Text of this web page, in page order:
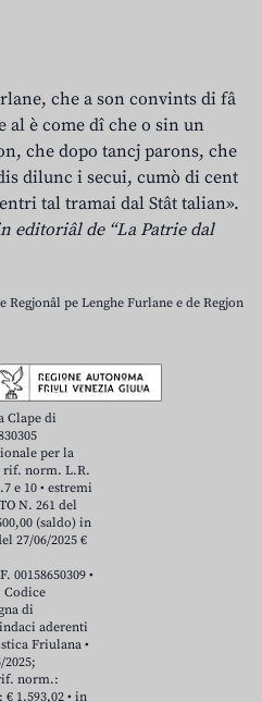
che a son convints di fâ
al è come dî che o sin un
che dopo tancj parons, che
dilunc i secui, cumò di cent
tal tramai dal Stât talian».
editoriâl de “La Patrie dal
Regjonâl pe Lenghe Furlane e de Regjon
Clape di
per la
rif. norm. L.R.
e 10 • estremi
N. 261 del
(saldo) in
27/06/2025 €
00158650309 •
Codice
di
aderenti
Friulana •
2025;
norm.:
1.593,02 • in